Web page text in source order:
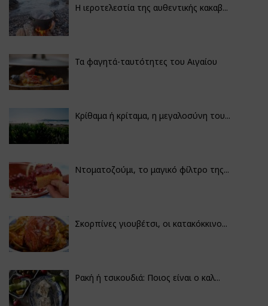
Η ιεροτελεστία της αυθεντικής κακαβ...
Τα φαγητά-ταυτότητες του Αιγαίου
Κρίθαμα ή κρίταμα, η μεγαλοσύνη του...
Ντοματοζούμι, το μαγικό φίλτρο της...
Σκορπίνες γιουβέτσι, οι κατακόκκινο...
Ρακή ή τσικουδιά: Ποιος είναι ο καλ...